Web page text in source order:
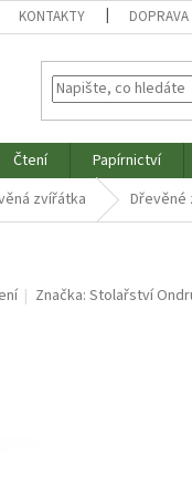
KONTAKTY
Čtení Papírnictví
zvířátka Dřevěné
Značka:Stolařství